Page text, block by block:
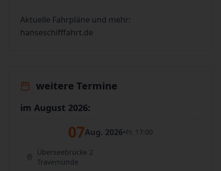
Aktuelle Fahrpläne und mehr:
hanseschifffahrt.de
weitere Termine
im August 2026:
07Aug. 2026•Fr. 17:00
Überseebrücke 2
Travemünde